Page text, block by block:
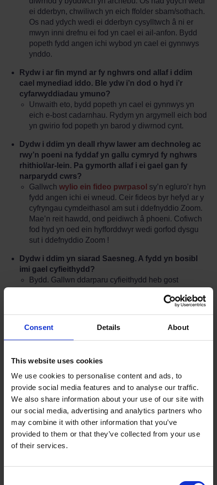
Consent Details About
This website uses cookies
We use cookies to personalise content and ads, to
provide social media features and to analyse our traffic.
We also share information about your use of our site with
our social media, advertising and analytics partners who
may combine it with other information that you’ve
provided to them or that they’ve collected from your use
of their services.
ei dderbyn, chwiliwch yn eich ffolder sbam/sothach.
Os nad ydych wedi ei dderbyn cysylltwch â ni er
mwyn inni drefnu ei fod yn cael ei ail-anfon. Bydd
popeth fydd angen ichi wybod yn cael ei gynnwys
ynddo.
Rydw i ar fin mynd ar fy nghwrs ond allaf i ddim
cael mynediad iddo. Ble ydw i’n dod o hyd i’r
cyfarwyddiadau ymuno?
Unwaith eto, bydd popeth yn cael ei gynnwys yn
eich e-bost cadarnhau. Rydym yn argymell eich bod
yn gwirio fod popeth yn barod y diwrnod cynt.
Dydw i ddim yn deall rhyw lawer am dechnoleg ac
rwy’n poeni na fyddaf yn gallu cymryd fy nghwrs
rhithiol/ar-lein. Pa gymorth allaf i ei gael gan fy
narparydd cwrs?
Gallwch wylio ein fideo pwrpasol sy’n egluro’r hyn
fydd angen ichi ei wneud. Ceir fideos byr hefyd ar y
cyfryngau cymdeithasol am sut i ddefnyddio Zoom.
Mae’n reit hawdd, ond peidiwch â phoeni. Cofiwch
fod hyd yn oed ein hyfforddwyr wedi gorfod dysgu
sut i ddefnyddio Zoom !
Dydw i ddim yn siarad Saesneg. A fydd yn bosibl
imi gael cyfieithydd?
Bydd. Gallwn ddarparu cyfieithydd heb gost
Pryd ydych chi’n cynnal eich cyrsiau?
Mae gennym gyrsiau ymwybyddiaeth cyflymder o
ddydd Llun i ddydd Sadwrn (ar wahân i wyliau
cyhoeddus) ar amrywiaeth o wahanol amseroedd –
yn y bore, yn y prynhawn neu gyda’r nos. Mae
cyrsiau eraill yn cael eu cynnig yn llai aml, ond eto
ceir amrywiaeth o amseroedd a dyddiau bron bob
wythnos.
lein: